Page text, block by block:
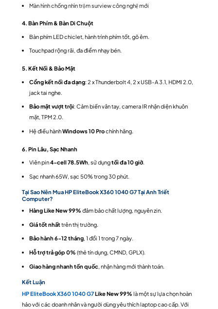
Màn hình chống nhìn trộm surview công nghệ mới
4. Bàn Phím & Bàn Di Chuột
Bàn phím LED chiclet, hành trình phím tốt, gõ êm.
Touchpad rộng rãi, đa điểm nhạy bén.
5. Kết Nối & Bảo Mật
Cổng kết nối đa dạng: 2 x Thunderbolt 4, 2 x USB-A 3.1, HDMI 2.0,
jack tai nghe.
Bảo mật vượt trội: Cảm biến vân tay, camera IR nhận diện khuôn
mặt, TPM 2.0.
Hệ điều hànhWindows 10 Prochính hãng.
6. Pin Lâu, Sạc Nhanh
Viên pin4-cell 78.5Wh, sử dụngtối đa 10 giờ.
Sạc nhanh 65W, sạc 50% trong 30 phút.
Tại Sao Nên Mua HP EliteBook X360 1040 G7 Tại Anh Triết
Computer?
Hàng Like New 99% đảm bảo chất lượng, nguyên zin.
Giá tốt nhấttrên thị trường.
Bảo hành 6-12 tháng, 1 đổi 1 trong 7 ngày.
Hỗ trợ trả góp 0% (thẻ tín dụng, CMND, GPLX).
Giao hàng nhanh tồn quốc, nhận hàng mới thành toán.
Kết Luận
HP EliteBook X360 1040 G7Like New 99% là một sự lựa chọn hoàn
hảo với các doanh nhân và người dùng yêu thích laptop cao cấp. Với